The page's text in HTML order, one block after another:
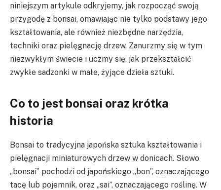
niniejszym artykule odkryjemy, jak rozpocząć swoją
przygodę z bonsai, omawiając nie tylko podstawy jego
kształtowania, ale również niezbędne narzędzia,
techniki oraz pielęgnację drzew. Zanurzmy się w tym
niezwykłym świecie i uczmy się, jak przekształcić
zwykłe sadzonki w małe, żyjące dzieła sztuki.
Co to jest bonsai oraz krótka
historia
Bonsai to tradycyjna japońska sztuka kształtowania i
pielęgnacji miniaturowych drzew w donicach. Słowo
„bonsai” pochodzi od japońskiego „bon”, oznaczającego
tacę lub pojemnik, oraz „sai”, oznaczającego roślinę. W